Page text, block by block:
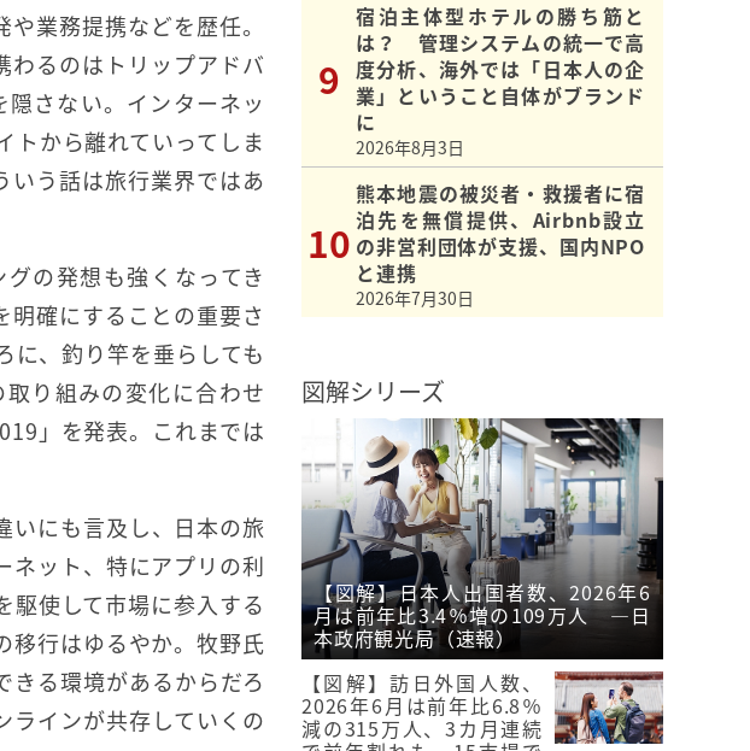
業務提携などを歴任。
るのはトリップアドバ
さない。インターネッ
トから離れていってしま
いう話は旅行業界ではあ
の発想も強くなってき
明確にすることの重要さ
に、釣り竿を垂らしても
り組みの変化に合わせ
」を発表。これまでは
いにも言及し、日本の旅
ネット、特にアプリの利
駆使して市場に参入する
移行はゆるやか。牧野氏
きる環境があるからだろ
ラインが共存していくの
宿泊主体型ホテルの勝ち筋と
は？ 管理システムの統一で高
度分析、海外では「日本人の企
業」ということ自体がブランド
に
2026年8月3日
熊本地震の被災者・救援者に宿
泊先を無償提供、Airbnb設立
の非営利団体が支援、国内NPO
と連携
2026年7月30日
図解シリーズ
【図解】日本人出国者数、2026年6
月は前年比3.4％増の109万人 ―日
本政府観光局（速報）
【図解】訪日外国人数、
2026年6月は前年比6.8％
減の315万人、3カ月連続